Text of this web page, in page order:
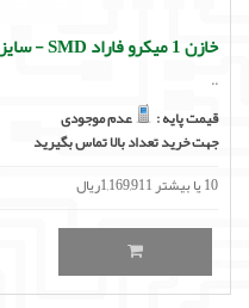
خازن 1 میکرو فاراد SMD - سایز 0603 - بسته 20 تایی
..
قیمت پایه :
عدم موجودی
جهت خرید تعداد بالا تماس بگیرید
10 یا بیشتر 1,169,911ریال